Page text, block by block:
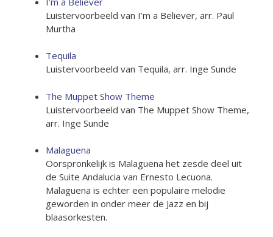
Luistervoorbeeld van I’m a Believer, arr. Paul
Murtha
Tequila
Luistervoorbeeld van Tequila, arr. Inge Sunde
The Muppet Show Theme
Luistervoorbeeld van The Muppet Show Theme,
arr. Inge Sunde
Malaguena
Oorspronkelijk is Malaguena het zesde deel uit
de Suite Andalucia van Ernesto Lecuona.
Malaguena is echter een populaire melodie
geworden in onder meer de Jazz en bij
blaasorkesten.